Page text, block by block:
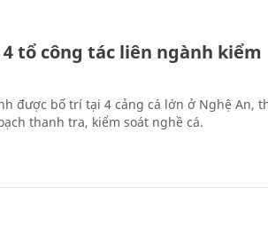
tổ công tác liên ngành kiểm
được bố trí tại 4 cảng cá lớn ở Nghệ An,
thanh tra, kiểm soát nghề cá.